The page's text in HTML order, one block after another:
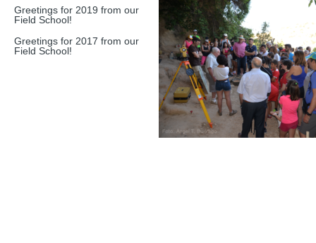
Greetings for 2019 from our
Field School!
Greetings for 2017 from our
Field School!